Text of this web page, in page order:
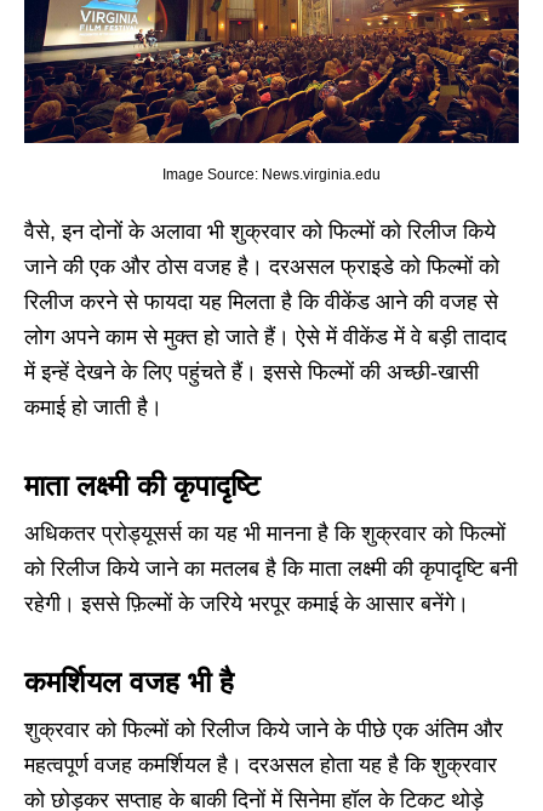
Image Source: News.virginia.edu
वैसे, इन दोनों के अलावा भी शुक्रवार को फिल्मों को रिलीज किये
जाने की एक और ठोस वजह है। दरअसल फ्राइडे को फिल्मों को
रिलीज करने से फायदा यह मिलता है कि वीकेंड आने की वजह से
लोग अपने काम से मुक्त हो जाते हैं। ऐसे में वीकेंड में वे बड़ी तादाद
में इन्हें देखने के लिए पहुंचते हैं। इससे फिल्मों की अच्छी-खासी
कमाई हो जाती है।
माता लक्ष्मी की कृपादृष्टि
अधिकतर प्रोड्यूसर्स का यह भी मानना है कि शुक्रवार को फिल्मों
को रिलीज किये जाने का मतलब है कि माता लक्ष्मी की कृपादृष्टि बनी
रहेगी। इससे फ़िल्मों के जरिये भरपूर कमाई के आसार बनेंगे।
कमर्शियल वजह भी है
शुक्रवार को फिल्मों को रिलीज किये जाने के पीछे एक अंतिम और
महत्वपूर्ण वजह कमर्शियल है। दरअसल होता यह है कि शुक्रवार
को छोड़कर सप्ताह के बाकी दिनों में सिनेमा हॉल के टिकट थोड़े